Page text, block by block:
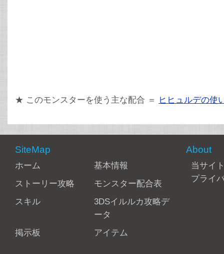
★ このモンスターを使う主な配合 ＝ ヒヒュルデの使
SiteMap
ホーム
基本情報
ストーリー攻略
モンスター配合表
スキル
3DSイルルカ攻略デ
ータ
掲示板
アイテム
About
当サイ
プライ